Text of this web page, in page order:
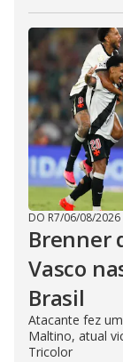
DO R7/06/08/2026
Brenner
Vasco
Brasil
Atacante fez
Maltino, atual
Tricolor